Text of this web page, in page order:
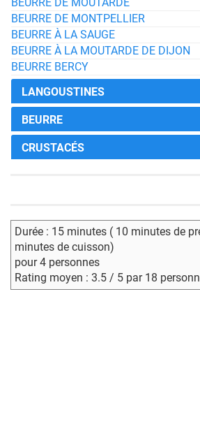
BEURRE DE MONTPELLIER
BEURRE À LA SAUGE
BEURRE À LA MOUTARDE DE DIJON
BEURRE BERCY
LANGOUSTINES
BEURRE
CRUSTACÉS
Durée : 15 minutes ( 10 minutes de
minutes de cuisson)
pour 4 personnes
Rating moyen : 3.5 / 5 par 18